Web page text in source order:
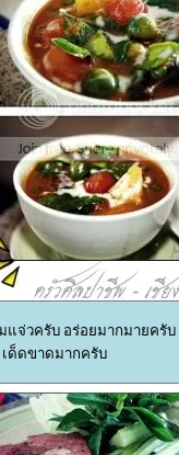
จ่วครับ อร่อยมากมายครั
ด็ดขาดมากครับ